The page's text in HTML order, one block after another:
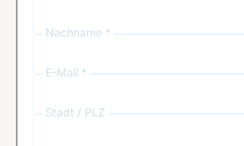
Nachname *
E-Mail *
Stadt / PLZ